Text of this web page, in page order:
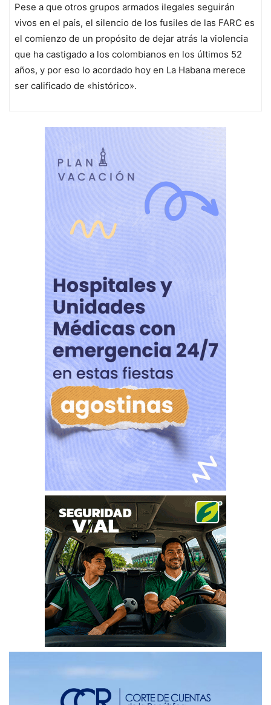
Pese a que otros grupos armados ilegales seguirán
vivos en el país, el silencio de los fusiles de las FARC es
el comienzo de un propósito de dejar atrás la violencia
que ha castigado a los colombianos en los últimos 52
años, y por eso lo acordado hoy en La Habana merece
ser calificado de «histórico».